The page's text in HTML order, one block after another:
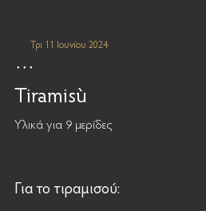
Τρι 11 Ιουνίου 2024
Tiramisù
Υλικά για 9 μερίδες
Για το τιραμισού: